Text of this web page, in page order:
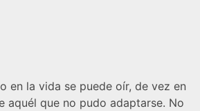
en la vida se puede oír, de vez en
aquél que no pudo adaptarse. No